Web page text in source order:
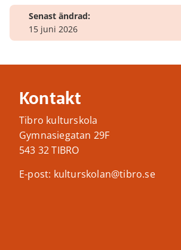
Senast ändrad:
15 juni 2026
Kontakt
Tibro kulturskola
Gymnasiegatan 29F
543 32 TIBRO
E-post: kulturskolan@tibro.se